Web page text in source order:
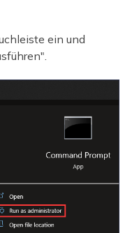
ein und